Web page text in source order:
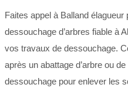
Faites appel à Balland
dessouchage d’arbres fiable à
vos travaux de dessouchage.
après un abattage d’arbre ou
dessouchage pour enlever les